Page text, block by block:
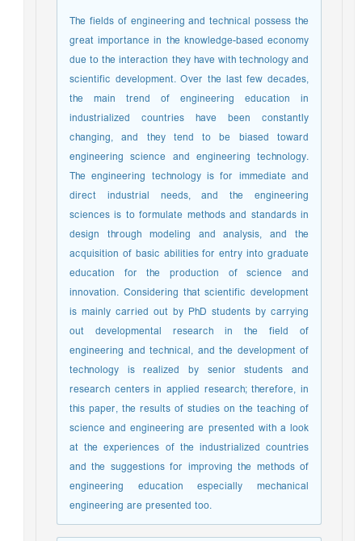
The fields of engineering and technical possess the
great importance in the knowledge-based economy
due to the interaction they have with technology and
scientific development. Over the last few decades,
the main trend of engineering education in
industrialized countries have been constantly
changing, and they tend to be biased toward
engineering science and engineering technology.
The engineering technology is for immediate and
direct industrial needs, and the engineering
sciences is to formulate methods and standards in
design through modeling and analysis, and the
acquisition of basic abilities for entry into graduate
education for the production of science and
innovation. Considering that scientific development
is mainly carried out by PhD students by carrying
out developmental research in the field of
engineering and technical, and the development of
technology is realized by senior students and
research centers in applied research; therefore, in
this paper, the results of studies on the teaching of
science and engineering are presented with a look
at the experiences of the industrialized countries
and the suggestions for improving the methods of
engineering education especially mechanical
engineering are presented too.